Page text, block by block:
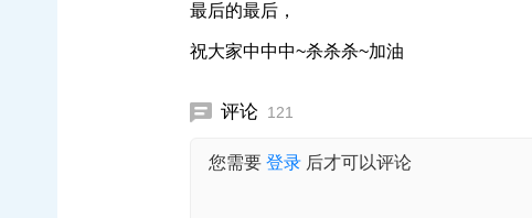
最后的最后，
祝大家中中中~杀杀杀~加油
评论 121
您需要 登录 后才可以评论